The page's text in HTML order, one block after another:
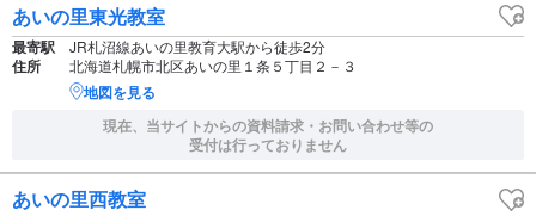
あいの里東光教室
最寄駅 JR札沼線あいの里教育大駅から徒歩2分
住所 北海道札幌市北区あいの里１条５丁目２－３
地図を見る
現在、当サイトからの資料請求・お問い合わせ等の
受付は行っておりません
あいの里西教室